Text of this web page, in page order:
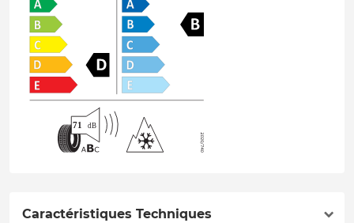
Caractéristiques Techniques